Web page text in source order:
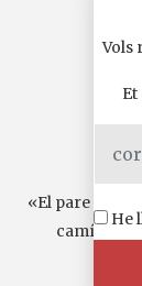
«El pare va
camí de
Vols
He